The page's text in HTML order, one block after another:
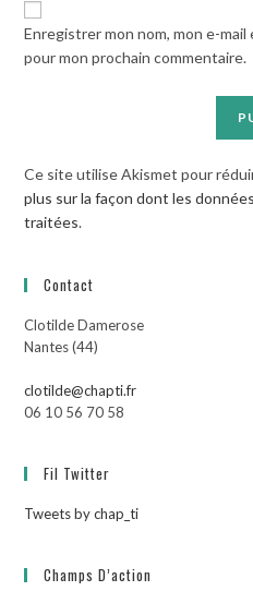
votre
site
(facultatif)
Enregistrer mon nom, mon e-
pour mon prochain commentaire.
Ce site utilise Akismet pour
plus sur la façon dont les
traitées.
Contact
Clotilde Damerose
Nantes (44)
clotilde@chapti.fr
06 10 56 70 58
Fil Twitter
Tweets by chap_ti
Champs D’action